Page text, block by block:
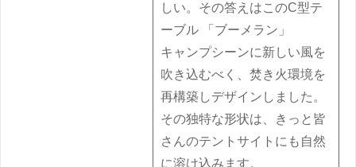
しい。その答えはこのC型テ
ーブル 「ブーメラン」
キャンプシーンに新しい風を
吹き込むべく、焚き火環境を
再構築しデザインしました。
その独特な形状は、きっと皆
さんのテントサイトにも自然
に溶け込みます。